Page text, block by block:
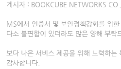
게시자 : BOOKCUBE NETWORKS
MS에서 인증서 및 보안정책강화를 위
다소 불편함이 있더라도 많은 양해 부탁
보다 나은 서비스 제공을 위해 노력하는
감사합니다.